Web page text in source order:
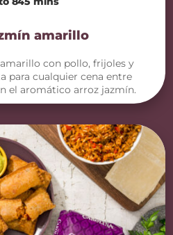
amarillo
con pollo, frijoles y
para cualquier cena entre
el aromático arroz jazmín.